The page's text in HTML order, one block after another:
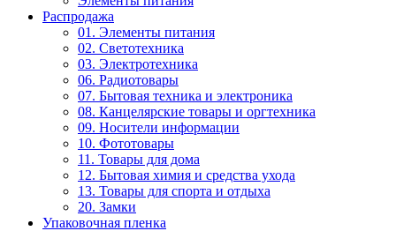
Распродажа
01. Элементы питания
02. Светотехника
03. Электротехника
06. Радиотовары
07. Бытовая техника и электроника
08. Канцелярские товары и оргтехника
09. Носители информации
10. Фототовары
11. Товары для дома
12. Бытовая химия и средства ухода
13. Товары для спорта и отдыха
20. Замки
Упаковочная пленка